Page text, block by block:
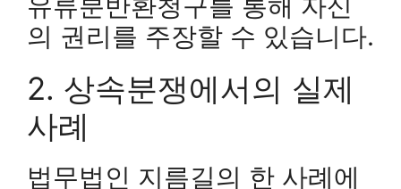
의 권리를 주장할 수 있습니다.
2. 상속분쟁에서의 실제
사례
법무법인 지름길의 한 사례에